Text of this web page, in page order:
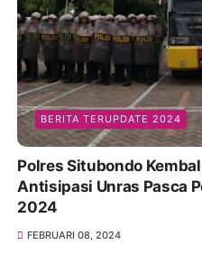
BERITA TERUPDATE 2024
Polres Situbondo
Antisipasi Unras Pasca
2024
FEBRUARI 08, 2024